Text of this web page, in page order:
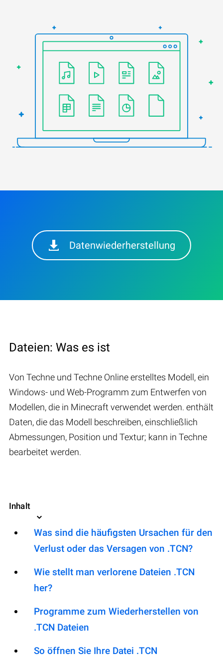
Datenwiederherstellung
Dateien: Was es ist
Von Techne und Techne Online erstelltes Modell, ein
Windows- und Web-Programm zum Entwerfen von
Modellen, die in Minecraft verwendet werden. enthält
Daten, die das Modell beschreiben, einschließlich
Abmessungen, Position und Textur; kann in Techne
bearbeitet werden.
Inhalt
Was sind die häufigsten Ursachen für den
Verlust oder das Versagen von .TCN?
Wie stellt man verlorene Dateien .TCN
her?
Programme zum Wiederherstellen von
.TCN Dateien
So öffnen Sie Ihre Datei .TCN